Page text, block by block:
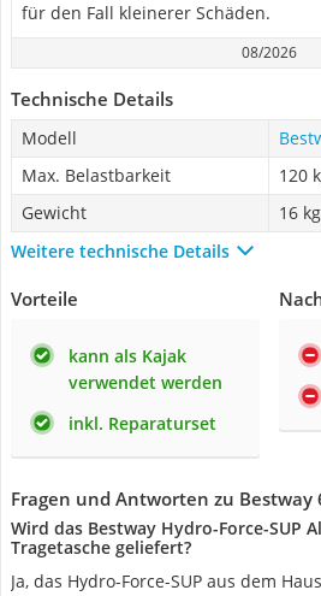
für den Fall kleinerer Schäden.
08/2026
Technische Details
Modell
Max. Belastbarkeit
120
Gewicht
16 kg
Weitere technische Details
Vorteile
kann als Kajak
verwendet werden
inkl. Reparaturset
Fragen und Antworten zu Bestway
Wird das Bestway Hydro-Force-SUP
Tragetasche geliefert?
Ja, das Hydro-Force-SUP aus dem